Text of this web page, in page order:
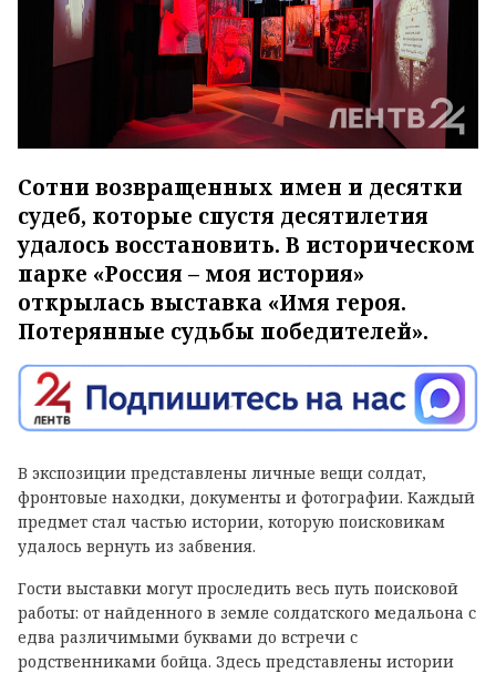
Сотни возвращенных имен и десятки
судеб, которые спустя десятилетия
удалось восстановить. В историческом
парке «Россия – моя история»
открылась выставка «Имя героя.
Потерянные судьбы победителей».
В экспозиции представлены личные вещи солдат,
фронтовые находки, документы и фотографии. Каждый
предмет стал частью истории, которую поисковикам
удалось вернуть из забвения.
Гости выставки могут проследить весь путь поисковой
работы: от найденного в земле солдатского медальона с
едва различимыми буквами до встречи с
родственниками бойца. Здесь представлены истории